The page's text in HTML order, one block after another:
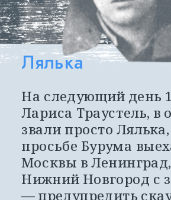
Лялька
На следующий день
Лариса Траустель, в
звали просто
просьбе Бурума
Москвы в
Нижний Новгород с
— предупредить